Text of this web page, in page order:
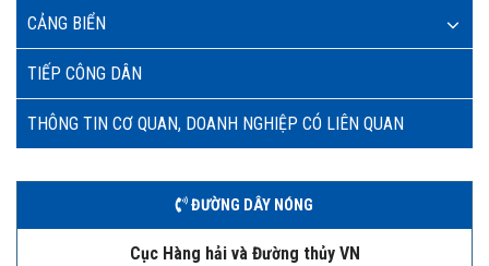
CẢNG BIỂN
TIẾP CÔNG DÂN
THÔNG TIN CƠ QUAN, DOANH NGHIỆP CÓ LIÊN QUAN
ĐƯỜNG DÂY NÓNG
Cục Hàng hải và Đường thủy VN